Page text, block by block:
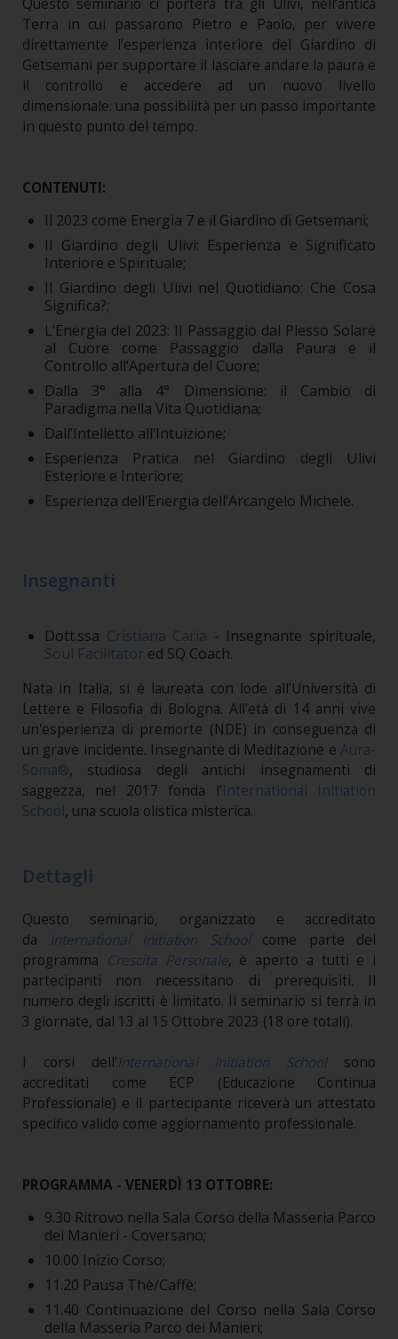
Terra in cui passarono Pietro e Paolo, per vivere
direttamente l’esperienza interiore del Giardino di
Getsemani per supportare il lasciare andare la paura e
il controllo e accedere ad un nuovo livello
dimensionale: una possibilità per un passo importante
in questo punto del tempo.
CONTENUTI:
Il 2023 come Energia 7 e il Giardino di Getsemani;
Il Giardino degli Ulivi: Esperienza e Significato
Interiore e Spirituale;
Il Giardino degli Ulivi nel Quotidiano: Che Cosa
Significa?;
L’Energia del 2023: Il Passaggio dal Plesso Solare
al Cuore come Passaggio dalla Paura e il
Controllo all’Apertura del Cuore;
Dalla 3° alla 4° Dimensione: il Cambio di
Paradigma nella Vita Quotidiana;
Dall’Intelletto all’Intuizione;
Esperienza Pratica nel Giardino degli Ulivi
Esteriore e Interiore;
Esperienza dell’Energia dell’Arcangelo Michele.
Insegnanti
Dott.ssa Cristiana Caria - Insegnante spirituale,
Soul Facilitator ed SQ Coach.
Nata in Italia, si è laureata con lode all’Università di
Lettere e Filosofia di Bologna. All'età di 14 anni vive
un'esperienza di premorte (NDE) in conseguenza di
un grave incidente. Insegnante di Meditazione e Aura-
Soma®, studiosa degli antichi insegnamenti di
saggezza, nel 2017 fonda l’International Initiation
School, una scuola olistica misterica.
Dettagli
Questo seminario, organizzato e accreditato
da
International Initiation School
come parte del
programma Crescita Personale, è aperto a tutti e i
partecipanti non necessitano di prerequisiti. Il
numero degli iscritti è limitato. Il seminario si terrà in
3 giornate, dal 13 al 15 Ottobre 2023 (18 ore totali).
I corsi dell'International Initiation Schoolsono
accreditati come ECP (Educazione Continua
Professionale) e il partecipante riceverà un attestato
specifico valido come aggiornamento professionale.
PROGRAMMA - VENERDÌ 13 OTTOBRE:
9.30 Ritrovo nella Sala Corso della Masseria Parco
dei Manieri - Coversano;
10.00 Inizio Corso;
11.20 Pausa Thè/Caffè;
11.40 Continuazione del Corso nella Sala Corso
della Masseria Parco dei Manieri;